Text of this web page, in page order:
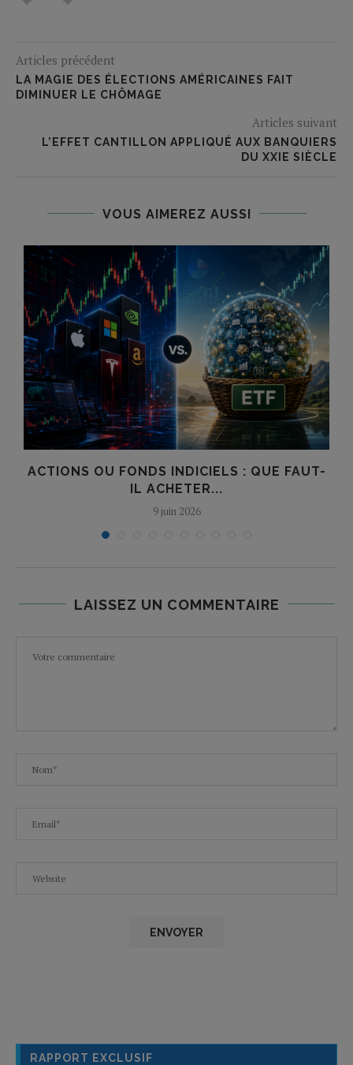
Articles précédent
LA MAGIE DES ÉLECTIONS AMÉRICAINES FAIT
DIMINUER LE CHÔMAGE
Articles suivant
L’EFFET CANTILLON APPLIQUÉ AUX BANQUIERS
DU XXIE SIÈCLE
VOUS AIMEREZ AUSSI
ACTIONS OU FONDS INDICIELS : QUE FAUT-
IL ACHETER...
9 juin 2026
LAISSEZ UN COMMENTAIRE
RAPPORT EXCLUSIF